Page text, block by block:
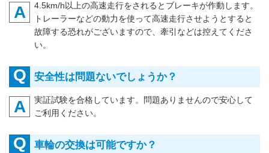
A
4.5km/h以上の高速走行をされるとブレーキが作動します。
トレーラーなどの動力を使って高速走行させようとすると
故障する恐れがございますので、牽引などは控えてくださ
い。
Q 安全性は問題ないでしょうか？
A
実証試験を合格しています。問題ありませんので安心して
ご利用ください。
Q 車輪の交換は可能ですか？